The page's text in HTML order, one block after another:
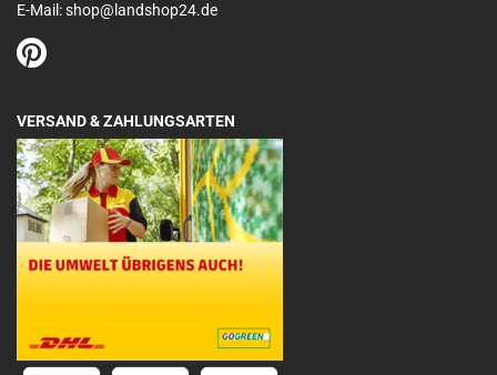
E-Mail: shop@landshop24.de
VERSAND & ZAHLUNGSARTEN